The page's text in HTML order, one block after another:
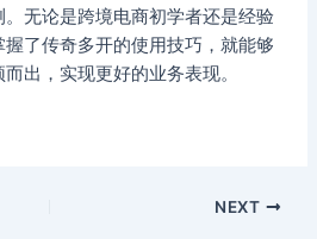
无论是跨境电商初学者还是经验
了传奇多开的使用技巧，就能够
出，实现更好的业务表现。
NEXT